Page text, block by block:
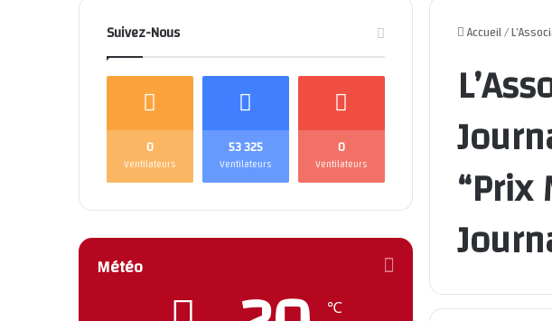
Accueil/
Suivez-Nous
0
Ventilateurs
53 325
Ventilateurs
0
Ventilateurs
Météo
℃